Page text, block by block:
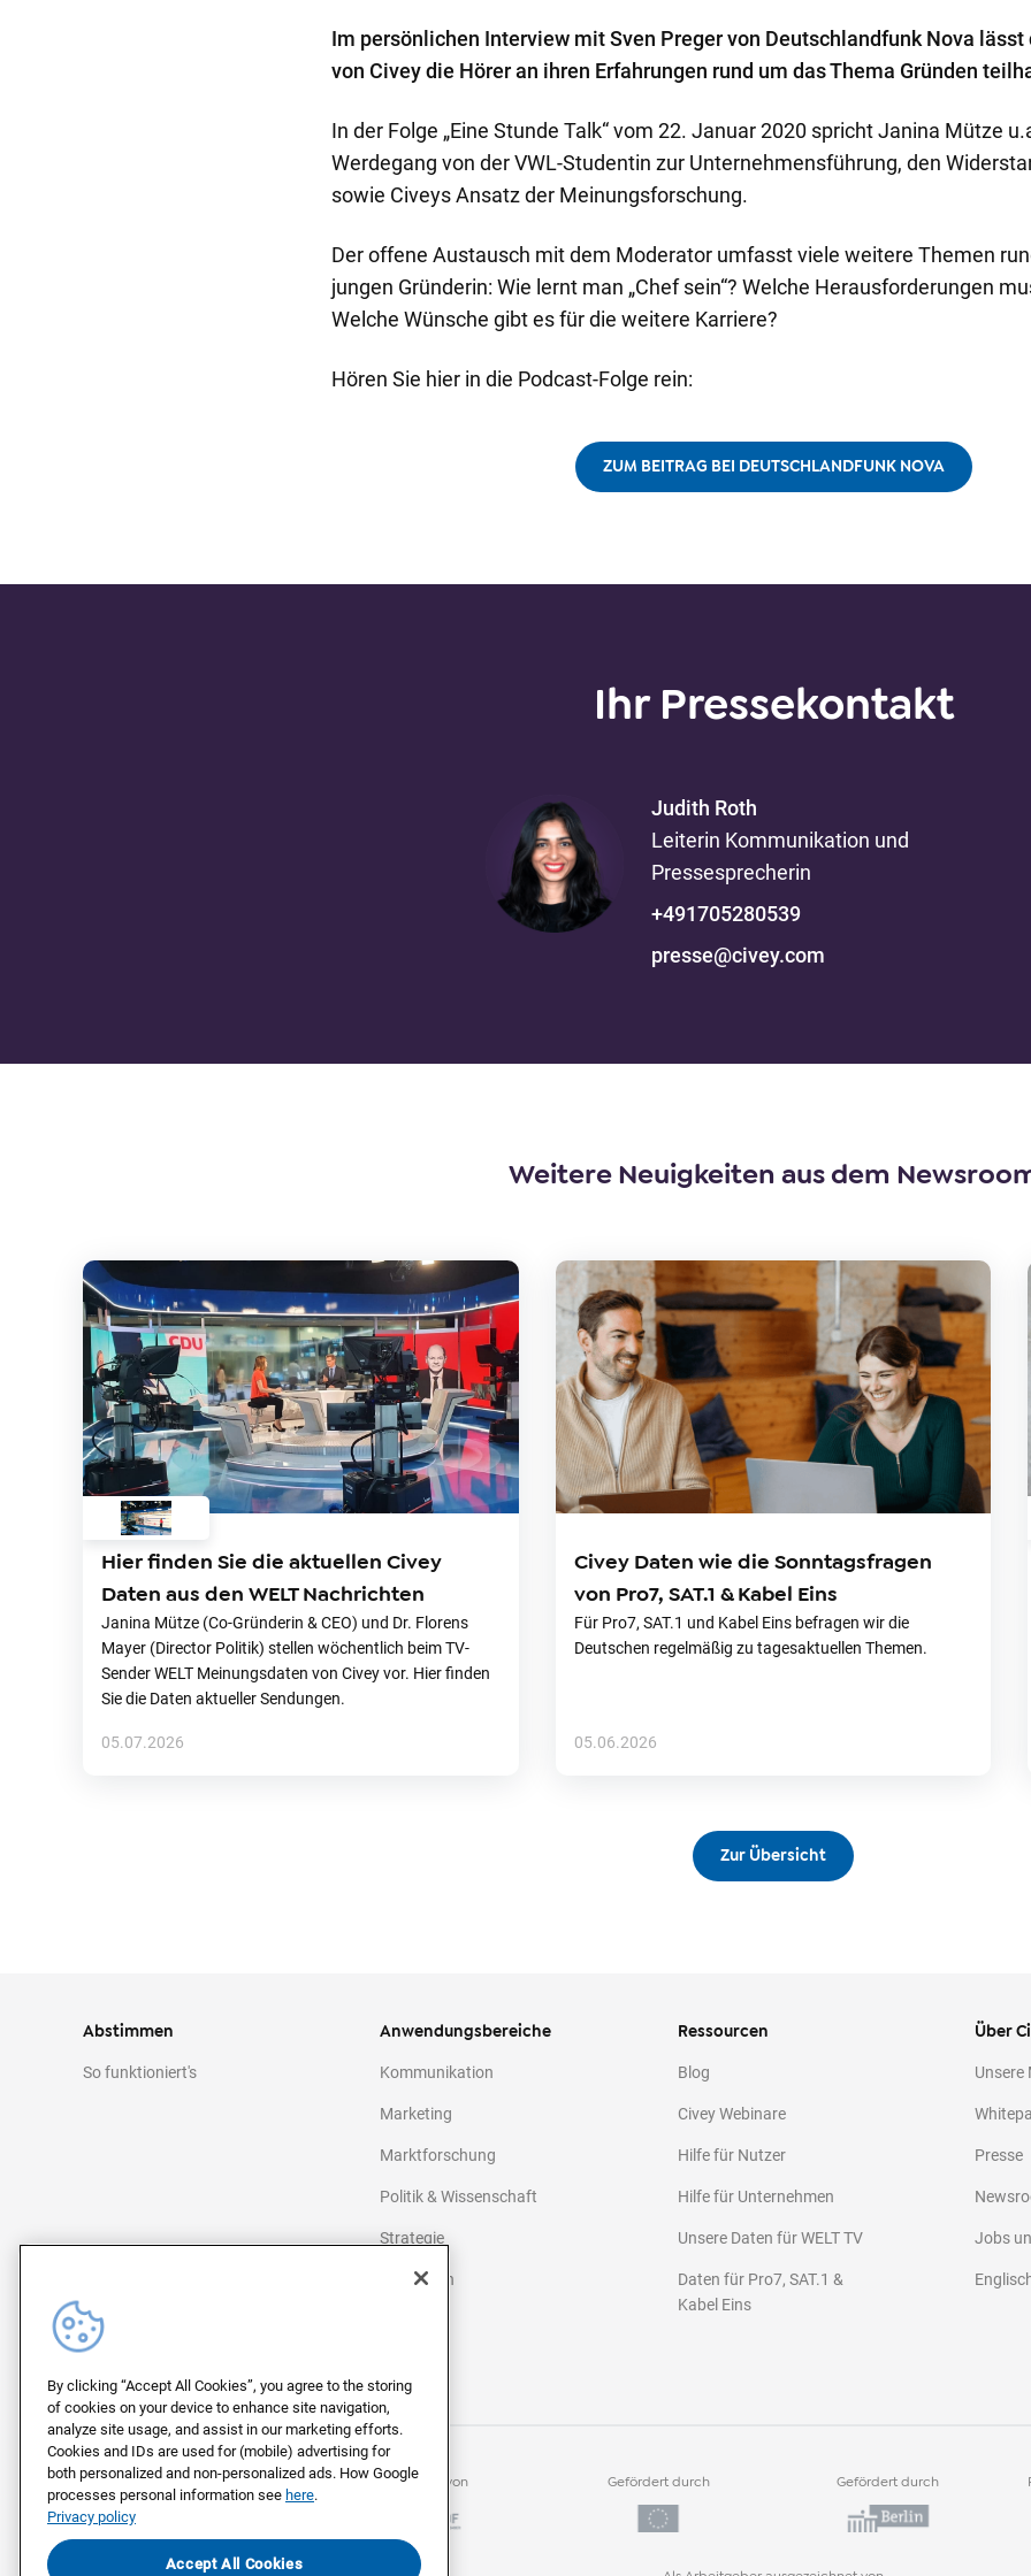
Im persönlichen Interview mit Sven Preger von Deutschlandfunk Nova
von Civey die Hörer an ihren Erfahrungen rund um das Thema Gründen
In der Folge „Eine Stunde Talk“ vom 22. Januar 2020 spricht Janina Mütze
Werdegang von der VWL-Studentin zur Unternehmensführung, den
sowie Civeys Ansatz der Meinungsforschung.
Der offene Austausch mit dem Moderator umfasst viele weitere Themen
jungen Gründerin: Wie lernt man „Chef sein“? Welche Herausforderungen
Welche Wünsche gibt es für die weitere Karriere?
Hören Sie hier in die Podcast-Folge rein:
ZUM BEITRAG BEI DEUTSCHLANDFUNK NOVA
Ihr Pressekontakt
Judith Roth
Leiterin Kommunikation und
Pressesprecherin
+491705280539
presse@civey.com
Weitere Neuigkeiten aus dem
Hier finden Sie die aktuellen Civey
Daten aus den WELT Nachrichten
Janina Mütze (Co-Gründerin & CEO) und Dr. Florens
Mayer (Director Politik) stellen wöchentlich beim TV-
Sender WELT Meinungsdaten von Civey vor. Hier finden
Sie die Daten aktueller Sendungen.
05.07.2026
Civey Daten wie die Sonntagsfragen
von Pro7, SAT.1 & Kabel Eins
Für Pro7, SAT.1 und Kabel Eins befragen wir die
Deutschen regelmäßig zu tagesaktuellen Themen.
05.06.2026
Zur Übersicht
Abstimmen
So funktioniert's
Anwendungsbereiche
Kommunikation
Marketing
Marktforschung
Politik & Wissenschaft
Strategie
Agenturen
Ressourcen
Blog
Civey Webinare
Hilfe für Nutzer
Hilfe für Unternehmen
Unsere Daten für WELT TV
Daten für Pro7, SAT.1 &
Kabel Eins
Über
Unsere
Presse
Jobs
© 2026 Civey
Mitglied beim Mitglied von Gefördert durch Gefördert durch
By clicking “Accept All Cookies”, you agree to the storing
of cookies on your device to enhance site navigation,
analyze site usage, and assist in our marketing efforts.
Cookies and IDs are used for (mobile) advertising for
both personalized and non-personalized ads. How Google
processes personal information see here.
Privacy policy
Accept All Cookies